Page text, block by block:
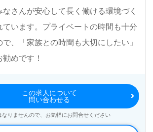
なさんが安心して長く働ける環境づく
ています。プライベートの時間も十分
、「家族との時間も大切にしたい」
めです！
この求人について
問い合わせる
なりませんので、お気軽にお問合せください